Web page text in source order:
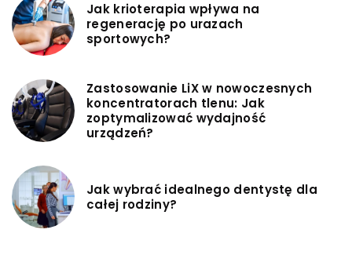
Jak krioterapia wpływa na
regenerację po urazach
sportowych?
Zastosowanie LiX w nowoczesnych
koncentratorach tlenu: Jak
zoptymalizować wydajność
urządzeń?
Jak wybrać idealnego dentystę dla
całej rodziny?